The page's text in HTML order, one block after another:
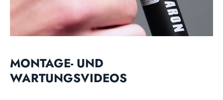
MONTAGE- UND
WARTUNGSVIDEOS